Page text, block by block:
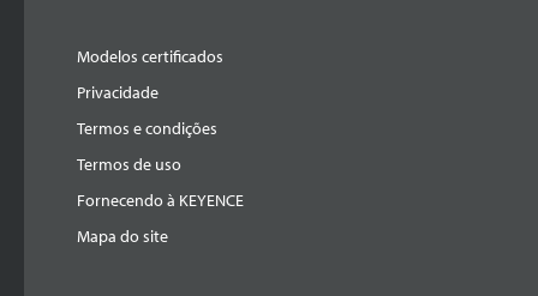
Modelos certificados
Privacidade
Termos e condições
Termos de uso
Fornecendo à KEYENCE
Mapa do site